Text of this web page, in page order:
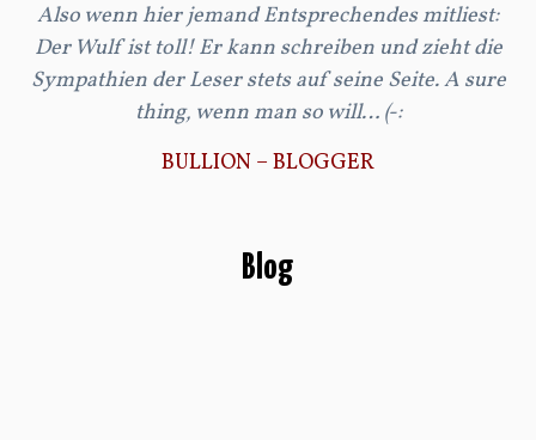
Also wenn hier jemand Entsprechendes mitliest:
Der Wulf ist toll! Er kann schreiben und zieht die
Sympathien der Leser stets auf seine Seite. A sure
thing, wenn man so will… (-:
BULLION – BLOGGER
Blog